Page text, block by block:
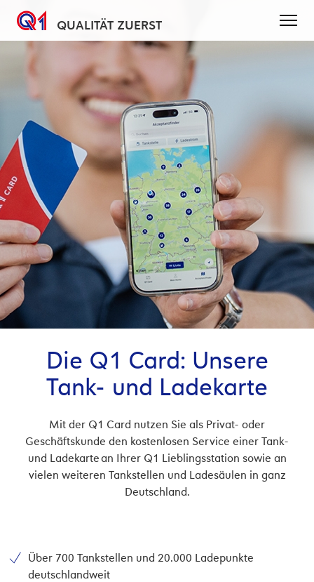
Direkt
QUALITÄT ZUERST
Die Q1 Card: Unsere
Tank- und Ladekarte
Mit der Q1 Card nutzen Sie als Privat- oder
Geschäftskunde den kostenlosen Service einer Tank-
und Ladekarte an Ihrer Q1 Lieblingsstation sowie an
vielen weiteren Tankstellen und Ladesäulen in ganz
Deutschland.
Über 700 Tankstellen und 20.000 Ladepunkte
deutschlandweit